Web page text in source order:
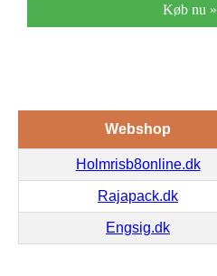
Køb nu »
Webshop
Holmrisb8online.dk
Rajapack.dk
Engsig.dk